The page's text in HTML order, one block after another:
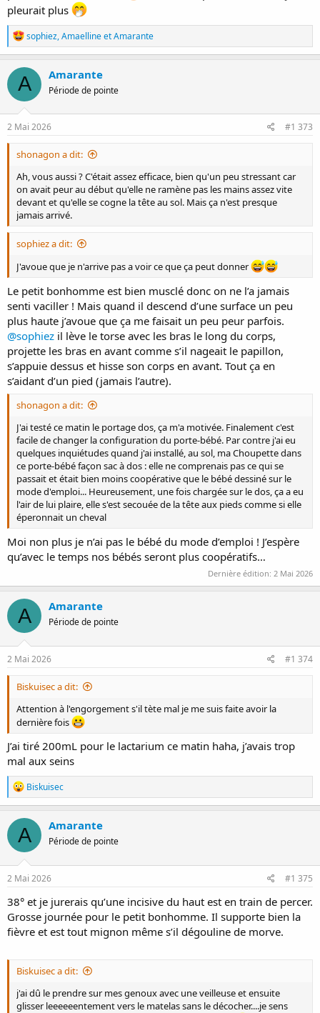
pleurait plus
R
é
a
c
t
o
n
s
sophiez,AmaellineetAmarante
A Amarante
Période de pointe
2 Mai 2026 #1 373
shonagon a dit:
Ah, vous aussi ? C'était assez efficace, bien qu'un peu stressant car
on avait peur au début qu'elle ne ramène pas les mains assez vite
devant et qu'elle se cogne la tête au sol. Mais ça n'est presque
jamais arrivé.
sophiez a dit:
J'avoue que je n'arrive pas a voir ce que ça peut donner
Le petit bonhomme est bien musclé donc on ne l’a jamais
senti vaciller ! Mais quand il descend d’une surface un peu
plus haute j’avoue que ça me faisait un peu peur parfois.
@sophiez il lève le torse avec les bras le long du corps,
projette les bras en avant comme s’il nageait le papillon,
s’appuie dessus et hisse son corps en avant. Tout ça en
s’aidant d’un pied (jamais l’autre).
shonagon a dit:
J'ai testé ce matin le portage dos, ça m'a motivée. Finalement c'est
facile de changer la configuration du porte-bébé. Par contre j'ai eu
quelques inquiétudes quand j'ai installé, au sol, ma Choupette dans
ce porte-bébé façon sac à dos : elle ne comprenais pas ce qui se
passait et était bien moins coopérative que le bébé dessiné sur le
mode d'emploi... Heureusement, une fois chargée sur le dos, ça a eu
l'air de lui plaire, elle s'est secouée de la tête aux pieds comme si elle
éperonnait un cheval
Moi non plus je n’ai pas le bébé du mode d’emploi ! J’espère
qu’avec le temps nos bébés seront plus coopératifs…
Dernière édition: 2 Mai 2026
A Amarante
Période de pointe
2 Mai 2026 #1 374
Biskuisec a dit:
Attention à l'engorgement s'il tète mal je me suis faite avoir la
dernière fois
J’ai tiré 200mL pour le lactarium ce matin haha, j’avais trop
mal aux seins
R
é
a
c
t
o
n
s
Biskuisec
A Amarante
Période de pointe
2 Mai 2026 #1 375
38° et je jurerais qu’une incisive du haut est en train de percer.
Grosse journée pour le petit bonhomme. Il supporte bien la
fièvre et est tout mignon même s’il dégouline de morve.
Biskuisec a dit:
j'ai dû le prendre sur mes genoux avec une veilleuse et ensuite
glisser leeeeeentement vers le matelas sans le décocher....je sens